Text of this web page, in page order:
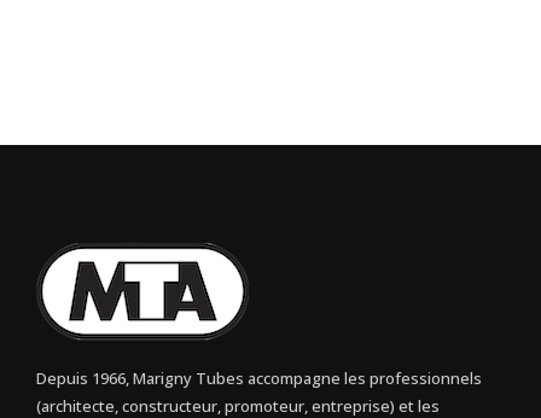
Depuis 1966, Marigny Tubes accompagne les professionnels
(architecte, constructeur, promoteur, entreprise) et les